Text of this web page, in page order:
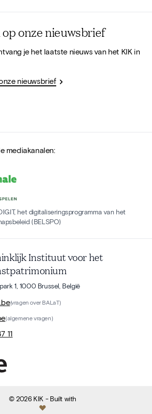
onze nieuwsbrief
je het laatste nieuws van het KIK in
nieuwsbrief
mediakanalen:
het digitaliseringsprogramma van het
(BELSPO)
Instituut voor het
1, 1000 Brussel, België
(vragen over BALaT)
(algemene vragen)
11
©2026 KIK - Built with